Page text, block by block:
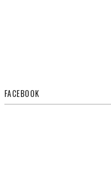
FACEBOOK